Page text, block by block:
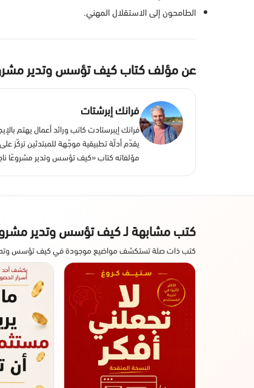
الطامحون إلى الاستقلال المهني.
عن مؤلف كتاب كيف تؤسس وتدير
فرانك إبرشتات
يقدّم أدلّة تطبيقية موجّهة للمبتدئين تركّز
مؤلفاته كتاب «كيف تؤسس وتدير مشروعًا
كتب مشابهة لـ كيف تؤسس وتدير
كتب ذات صلة تستكشف مواضيع موجودة في كيف تؤسس وتدير